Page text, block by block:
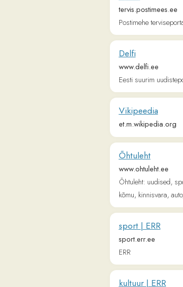
Vikipeedia
et.m.wikipedia.org
Õhtuleht
www.ohtuleht.ee
Õhtuleht: uudised, sport,
kõmu, kinnisvara, auto,
sport | ERR
sport.err.ee
ERR
kultuur | ERR
kultuur.err.ee
Pärnu Postimees
parnu.postimees.ee
Pärnumaa kõige kiiremad
eeter | ERR